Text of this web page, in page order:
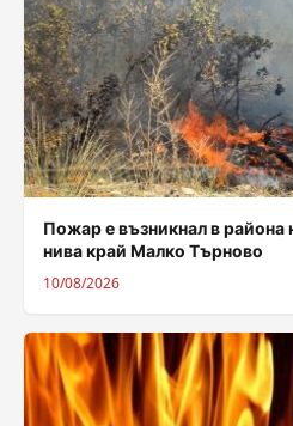
Пожар е възникнал в района
нива край Малко Търново
10/08/2026